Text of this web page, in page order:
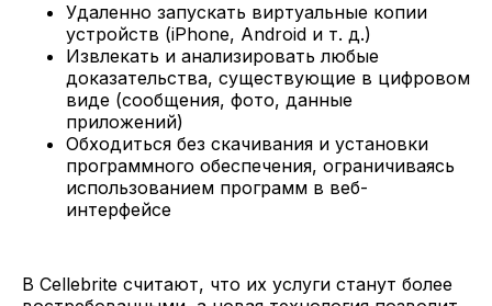
Удаленно запускать виртуальные копии
устройств (iPhone, Android и т. д.)
Извлекать и анализировать любые
доказательства, существующие в цифровом
виде (сообщения, фото, данные
приложений)
Обходиться без скачивания и установки
программного обеспечения, ограничиваясь
использованием программ в веб-
интерфейсе
В Cellebrite считают, что их услуги станут более